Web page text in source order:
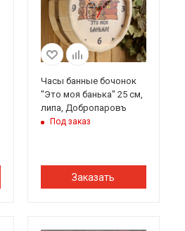
Часы банные бочонок
"Это моя банька" 25 см,
липа, Добропаровъ
Под заказ
Заказать